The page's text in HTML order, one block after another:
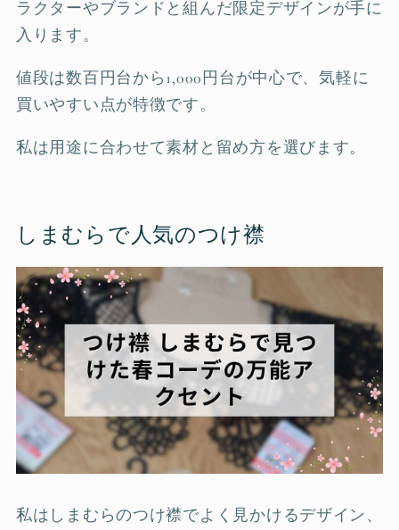
ラクターやブランドと組んだ限定デザインが手に
入ります。
値段は数百円台から1,000円台が中心で、気軽に
買いやすい点が特徴です。
私は用途に合わせて素材と留め方を選びます。
しまむらで人気のつけ襟
私はしまむらのつけ襟でよく見かけるデザイン、